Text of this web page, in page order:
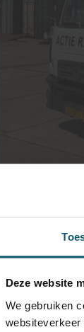
Deze website
We gebruiken